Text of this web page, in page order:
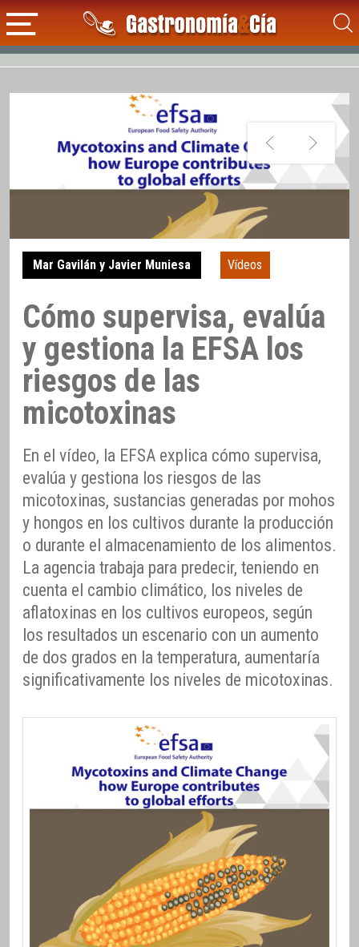
Mar Gavilán y Javier Muniesa Vídeos
Cómo supervisa, evalúa
y gestiona la EFSA los
riesgos de las
micotoxinas
En el vídeo, la EFSA explica cómo supervisa,
evalúa y gestiona los riesgos de las
micotoxinas, sustancias generadas por mohos
y hongos en los cultivos durante la producción
o durante el almacenamiento de los alimentos.
La agencia trabaja para predecir, teniendo en
cuenta el cambio climático, los niveles de
aflatoxinas en los cultivos europeos, según
los resultados un escenario con un aumento
de dos grados en la temperatura, aumentaría
significativamente los niveles de micotoxinas.